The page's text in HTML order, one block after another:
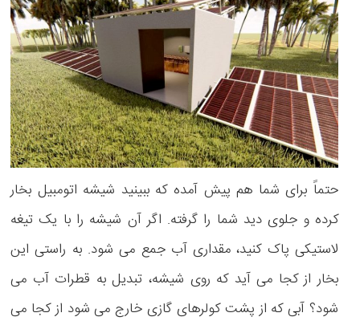
حتماً برای شما هم پیش آمده که ببینید شیشه اتومبیل بخار
کرده و جلوی دید شما را گرفته. اگر آن شیشه را با یک تیغه
لاستیکی پاک کنید، مقداری آب جمع می شود. به راستی این
بخار از کجا می آید که روی شیشه، تبدیل به قطرات آب می
شود؟ آبی که از پشت کولرهای گازی خارج می شود از کجا می